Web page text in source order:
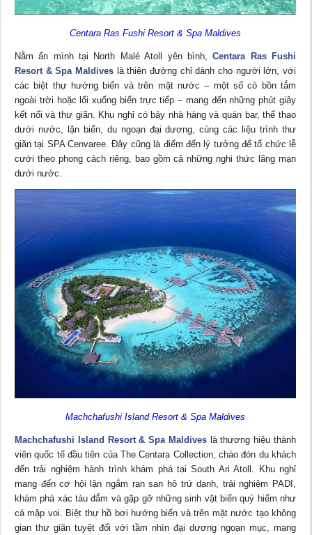
Centara Ras Fushi Resort & Spa Maldives
Nằm ẩn mình tại North Malé Atoll yên bình,Centara Ras Fushi
Resort & Spa Maldives là thiên đường chỉ dành cho người lớn, với
các biệt thự hướng biển và trên mặt nước – một số có bồn tắm
ngoài trời hoặc lối xuống biển trực tiếp – mang đến những phút giây
kết nối và thư giãn. Khu nghỉ có bảy nhà hàng và quán bar, thể thao
dưới nước, lặn biển, du ngoạn đại dương, cùng các liệu trình thư
giãn tại SPA Cenvaree. Đây cũng là điểm đến lý tưởng để tổ chức lễ
cưới theo phong cách riêng, bao gồm cả những nghi thức lãng mạn
dưới nước.
Machchafushi Island Resort & Spa Maldives
Machchafushi Island Resort & Spa Maldiveslà thương hiệu thành
viên quốc tế đầu tiên của The Centara Collection, chào đón du khách
đến trải nghiệm hành trình khám phá tại South Ari Atoll. Khu nghỉ
mang đến cơ hội lặn ngắm rạn san hô trứ danh, trải nghiệm PADI,
khám phá xác tàu đắm và gặp gỡ những sinh vật biển quý hiếm như
cá mập voi. Biệt thự hồ bơi hướng biển và trên mặt nước tạo không
gian thư giãn tuyệt đối với tầm nhìn đại dương ngoạn mục, mang